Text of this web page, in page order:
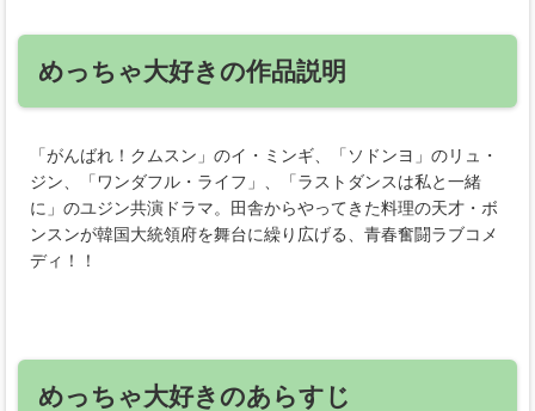
めっちゃ大好きの作品説明
「がんばれ！クムスン」のイ・ミンギ、「ソドンヨ」のリュ・
ジン、「ワンダフル・ライフ」、「ラストダンスは私と一緒
に」のユジン共演ドラマ。田舎からやってきた料理の天才・ボ
ンスンが韓国大統領府を舞台に繰り広げる、青春奮闘ラブコメ
ディ！！
めっちゃ大好きのあらすじ